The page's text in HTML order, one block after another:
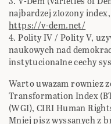
najbardzej zlozony
https://v-dem.net/
4. Polity IV / Polity V,
naukowych nad
instytucionalne cechy
Warto uwazam rowniez
Transformation Index
(WGI), CIRI Human
Mniej pisz wyssanych z